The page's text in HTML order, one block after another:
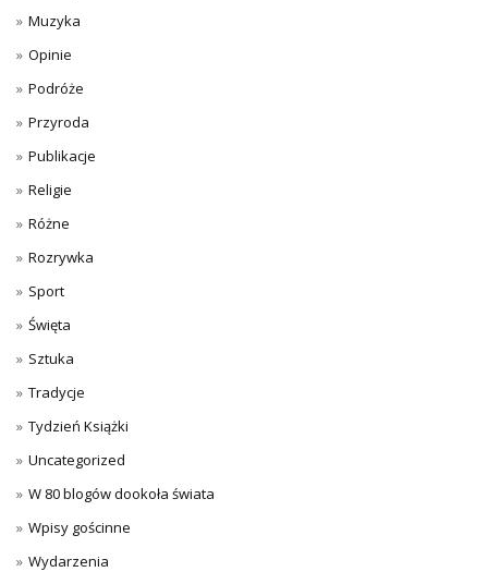
Muzyka
Opinie
Podróże
Przyroda
Publikacje
Religie
Różne
Rozrywka
Sport
Święta
Sztuka
Tradycje
Tydzień Książki
Uncategorized
W 80 blogów dookoła świata
Wpisy gościnne
Wydarzenia